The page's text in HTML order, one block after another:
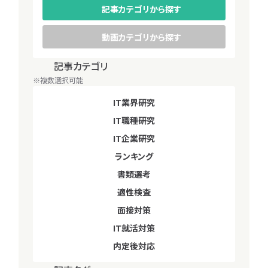
記事カテゴリから探す
動画カテゴリから探す
記事カテゴリ
※複数選択可能
IT業界研究
IT職種研究
IT企業研究
ランキング
書類選考
適性検査
面接対策
IT就活対策
内定後対応
動画カテゴリ
※複数選択可能
IT就活対策
IT業界研究
IT職種研究
IT企業研究
ランキング
書類選考
適性検査
面接対策
内定後対応